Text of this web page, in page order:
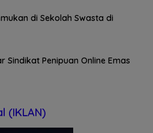
di Sekolah Swasta di
Sindikat Penipuan Online Emas
(IKLAN)